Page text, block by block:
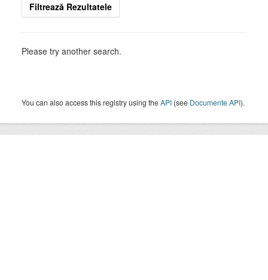
Filtrează Rezultatele
Please try another search.
You can also access this registry using theAPI (see Documente API).